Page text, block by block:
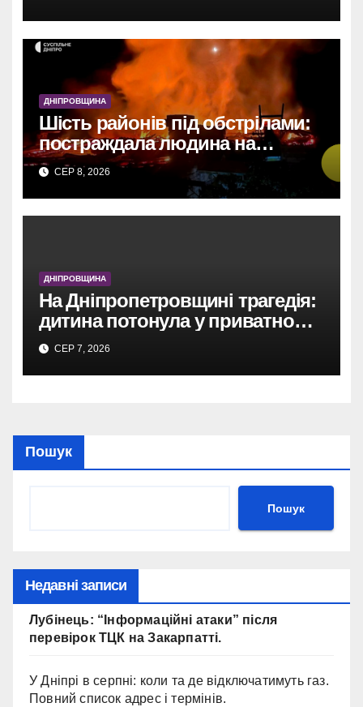
авіабомбою.
ДНІПРОВЩИНА
Шість районів під обстрілами:
постраждала людина на
Дніпропетровщині
СЕР 8, 2026
ДНІПРОВЩИНА
На Дніпропетровщині трагедія:
дитина потонула у приватному
басейні.
СЕР 7, 2026
Пошук
Пошук
Недавні записи
Лубінець: “Інформаційні атаки” після
перевірок ТЦК на Закарпатті.
У Дніпрі в серпні: коли та де відключатимуть газ.
Повний список адрес і термінів.